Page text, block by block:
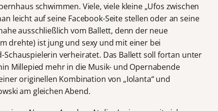
schwimmen. Viele, viele kleine „Ufos zwischen
leicht auf seine Facebook-Seite stellen oder an seine
ausschließlich vom Ballett, denn der neue
drehte) ist jung und sexy und mit einer bei
Schauspielerin verheiratet. Das Ballett soll fortan unter
Millepied mehr in die Musik- und Opernabende
originellen Kombination von „Iolanta“ und
am gleichen Abend.